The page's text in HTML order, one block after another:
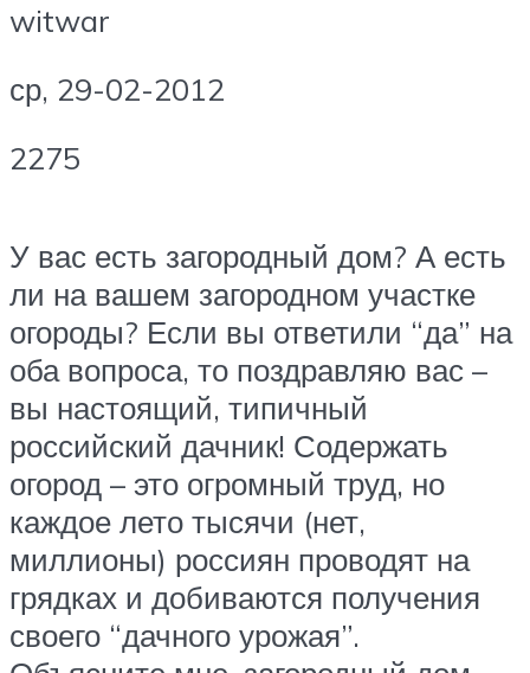
witwar
ср, 29-02-2012
2275
У вас есть загородный дом? А есть
ли на вашем загородном участке
огороды? Если вы ответили “да” на
оба вопроса, то поздравляю вас –
вы настоящий, типичный
российский дачник! Содержать
огород – это огромный труд, но
каждое лето тысячи (нет,
миллионы) россиян проводят на
грядках и добиваются получения
своего “дачного урожая”.